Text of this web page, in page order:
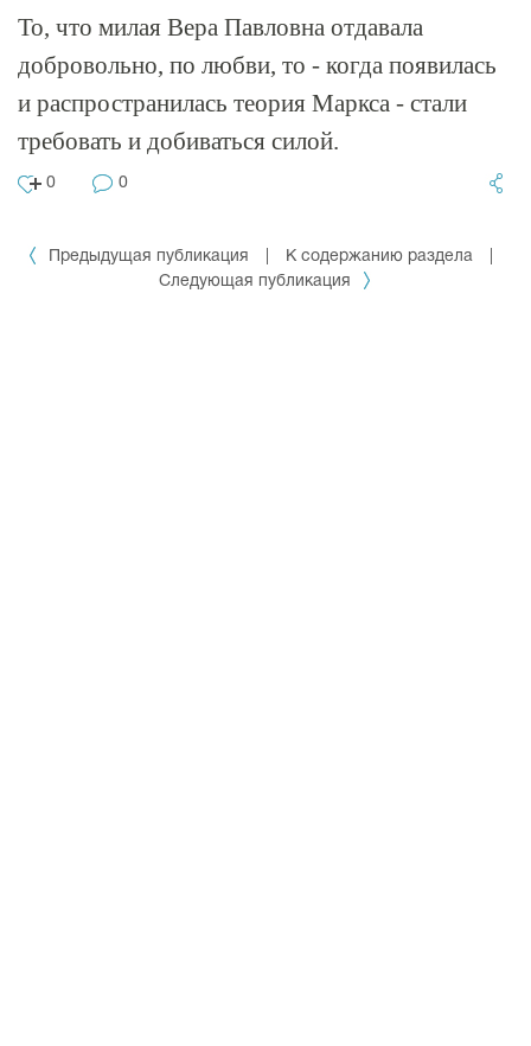
То, что милая Вера Павловна отдавала
добровольно, по любви, то - когда появилась
и распространилась теория Маркса - стали
требовать и добиваться силой.
0 0
Предыдущая публикация К содержанию раздела
Следующая публикация